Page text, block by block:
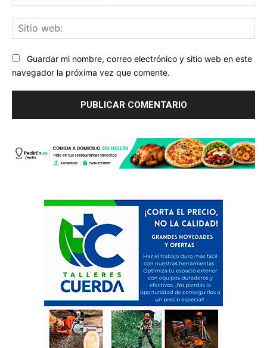
Guardar mi nombre, correo electrónico y sitio web en este
navegador la próxima vez que comente.